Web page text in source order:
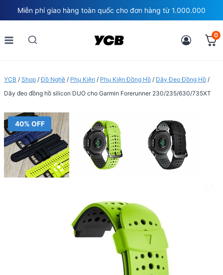
to
content
Miễn phí giao hàng toàn quốc cho đơn hàng từ 1.000.000
0
YCB / Shop /Đồ Nghề / Phụ Kiện / Phụ Kiện Đồng Hồ / Dây Đeo Đồng Hồ /
Dây đeo đồng hồ silicon DUO cho Garmin Forerunner 230/235/630/735XT
40% OFF